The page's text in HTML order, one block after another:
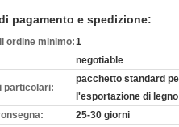
pagamento e spedizione:
ordine minimo:1
negotiable
particolari:
pacchetto standard
l'esportazione di legno
25-30 giorni